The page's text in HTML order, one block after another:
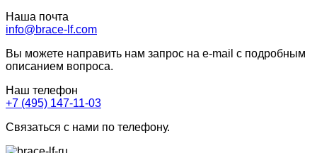
Наша почта
info@brace-lf.com
Вы можете направить нам запрос на e-mail с подробным
описанием вопроса.
Наш телефон
+7 (495) 147-11-03
Связаться с нами по телефону.